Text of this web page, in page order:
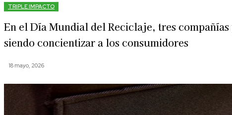
TRIPLE IMPACTO
En el Día Mundial del Reciclaje, tres
siendo concientizar a los consumidores
18 mayo, 2026